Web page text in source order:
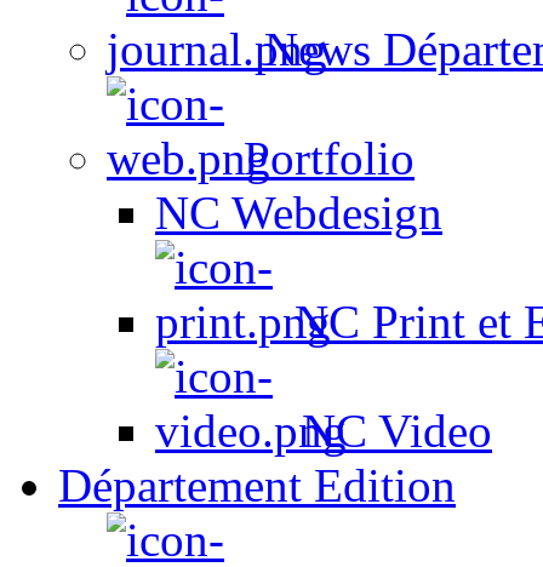
News
Portfolio
NC Webdesign
NC Print et
NC Video
Département Edition